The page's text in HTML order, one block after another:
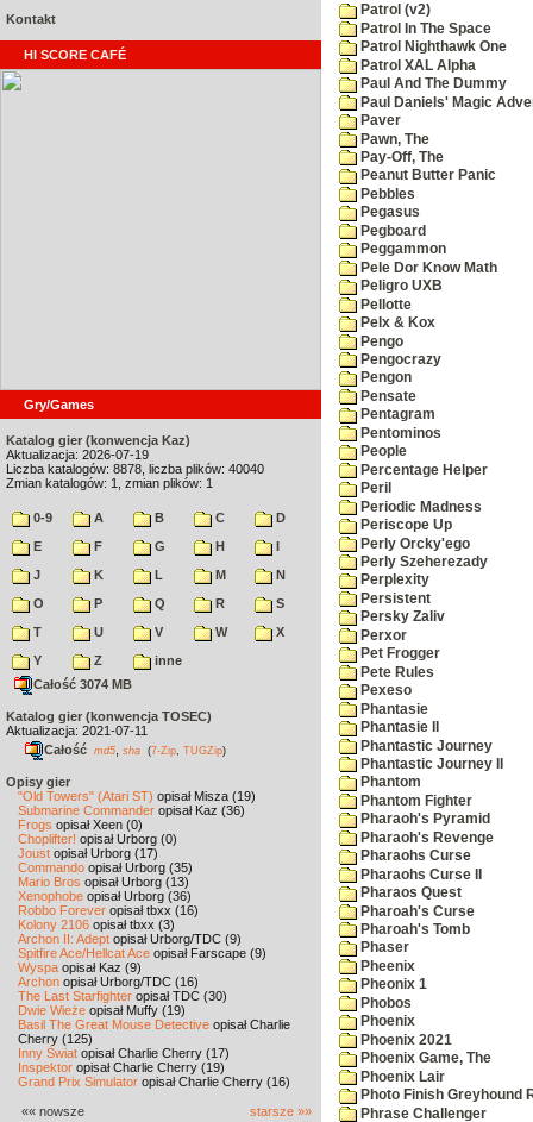
Kontakt
HI SCORE CAFÉ
Gry/Games
Katalog gier (konwencja Kaz)
Aktualizacja: 2026-07-19
Liczba katalogów: 8878, liczba plików: 40040
Zmian katalogów: 1, zmian plików: 1
0-9 A B C
D
E
F G H
I
J
K L M
N
O
P Q R
S
T
U V W
X
Y
Z
inne
Całość 3074 MB
Katalog gier (konwencja TOSEC)
Aktualizacja: 2021-07-11
Całość md5 sha (7-Zip TUGZip)
Opisy gier
"Old Towers" (Atari ST) opisał Misza (19)
Submarine Commander opisał Kaz (36)
Frogs opisał Xeen (0)
Choplifter! opisał Urborg (0)
Joust opisał Urborg (17)
Commando opisał Urborg (35)
Mario Bros opisał Urborg (13)
Xenophobe opisał Urborg (36)
Robbo Forever opisał tbxx (16)
Kolony 2106 opisał tbxx (3)
Archon II: Adept opisał Urborg/TDC (9)
Spitfire Ace/Hellcat Ace opisał Farscape (9)
Wyspa opisał Kaz (9)
Archon opisał Urborg/TDC (16)
The Last Starfighter opisał TDC (30)
Dwie Wieże opisał Muffy (19)
Basil The Great Mouse Detective opisał Charlie
Cherry (125)
Inny Świat opisał Charlie Cherry (17)
Inspektor opisał Charlie Cherry (19)
Grand Prix Simulator opisał Charlie Cherry (16)
«« nowsze starsze »»
Patrol (v2)
Patrol In The Space
Patrol Nighthawk One
Patrol XAL Alpha
Paul And The Dummy
Paul Daniels' Magic
Paver
Pawn, The
Pay-Off, The
Peanut Butter Panic
Pebbles
Pegasus
Pegboard
Peggammon
Pele Dor Know Math
Peligro UXB
Pellotte
Pelx & Kox
Pengo
Pengocrazy
Pengon
Pensate
Pentagram
Pentominos
People
Percentage Helper
Peril
Periodic Madness
Periscope Up
Perly Orcky'ego
Perly Szeherezady
Perplexity
Persistent
Persky Zaliv
Perxor
Pet Frogger
Pete Rules
Pexeso
Phantasie
Phantasie II
Phantastic Journey
Phantastic Journey II
Phantom
Phantom Fighter
Pharaoh's Pyramid
Pharaoh's Revenge
Pharaohs Curse
Pharaohs Curse II
Pharaos Quest
Pharoah's Curse
Pharoah's Tomb
Phaser
Pheenix
Pheonix 1
Phobos
Phoenix
Phoenix 2021
Phoenix Game, The
Phoenix Lair
Photo Finish Greyhound
Phrase Challenger